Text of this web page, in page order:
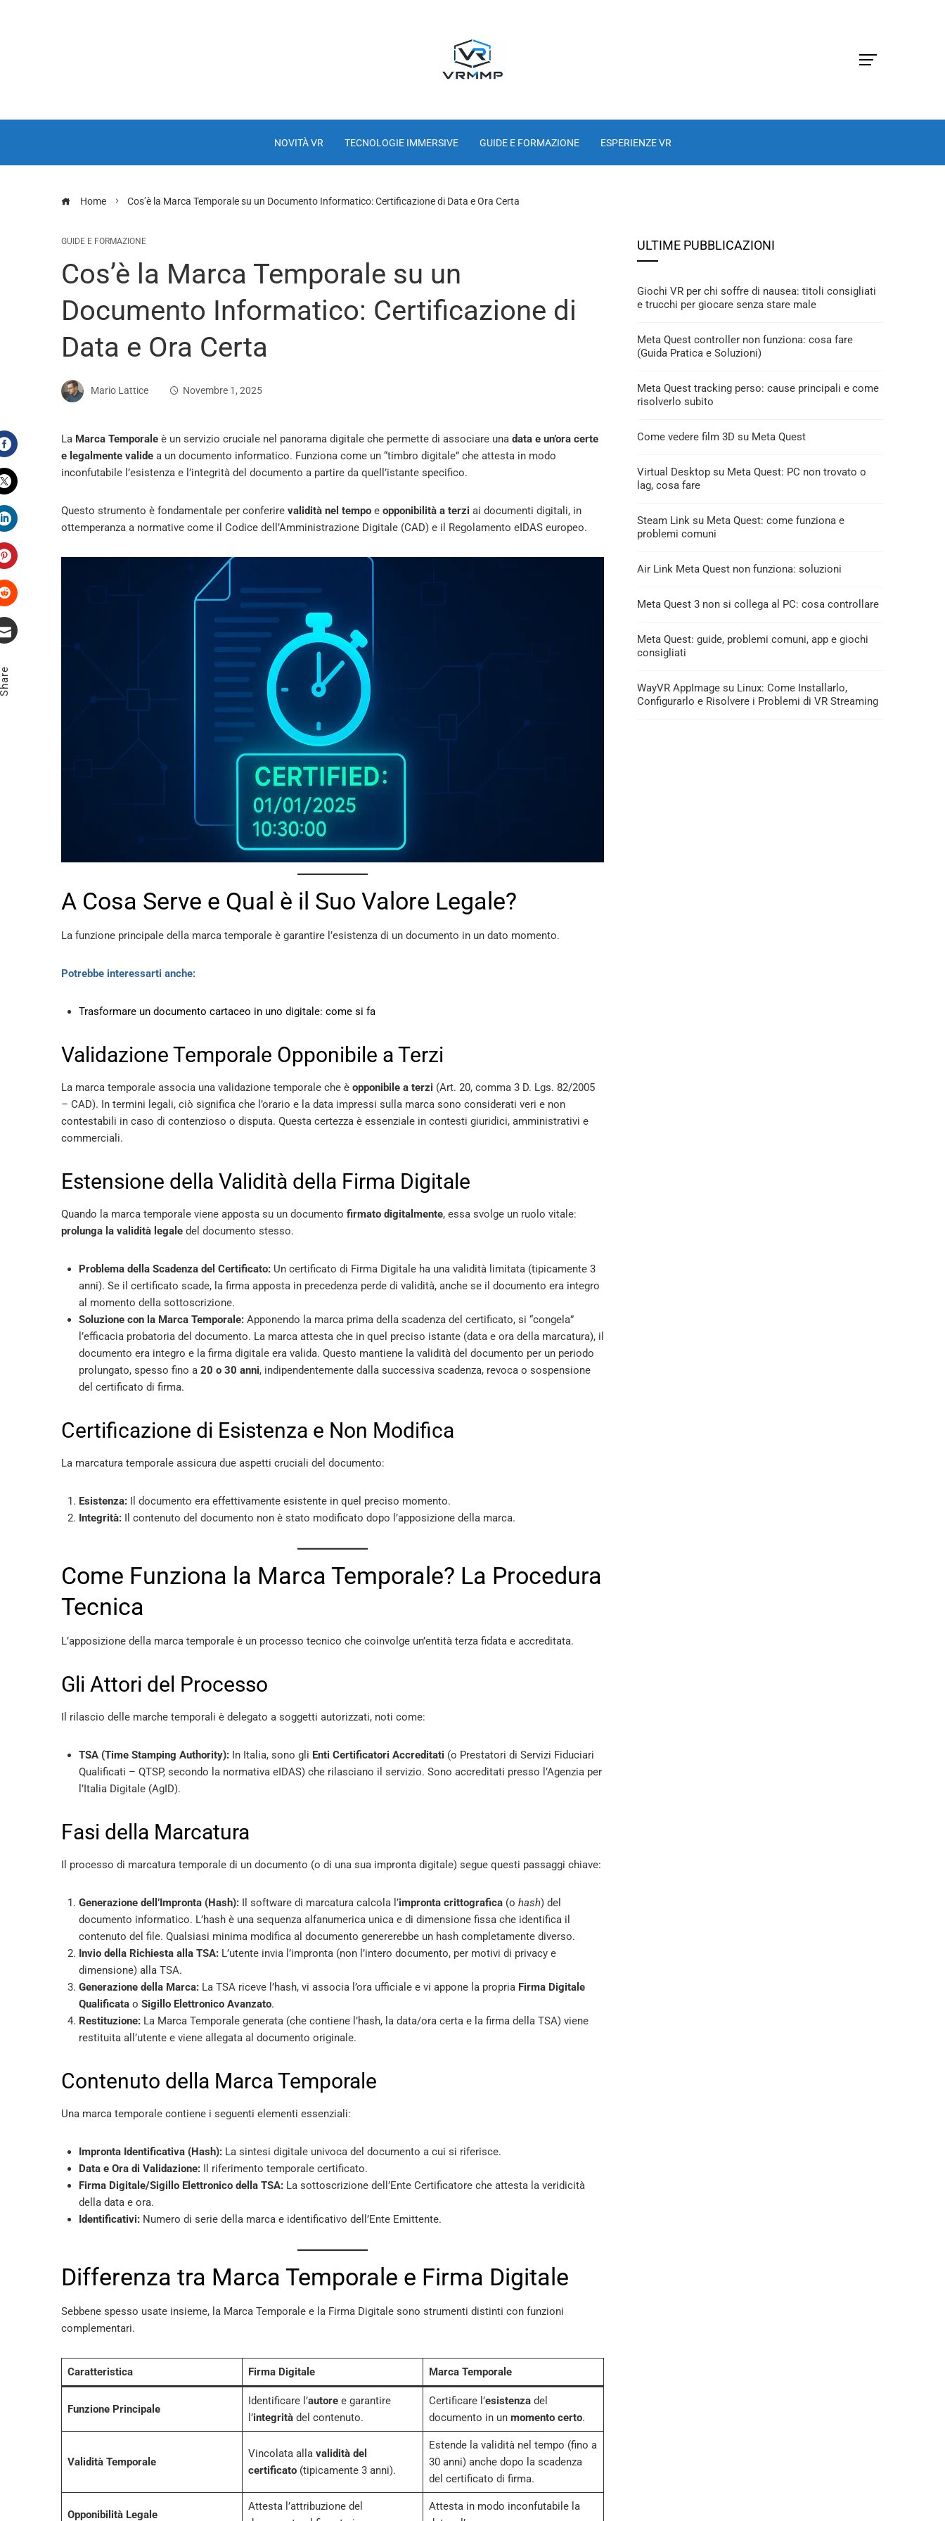
NOVITÀ VR TECNOLOGIE IMMERSIVE GUIDE E FORMAZIONE ESPERIENZE VR
Home Cos’è la Marca Temporale su un Documento Informatico: Certificazione di Data e Ora Certa
GUIDE E FORMAZIONE
Cos’è la Marca Temporale su un
Documento Informatico: Certificazione di
Data e Ora Certa
Mario Lattice Novembre 1, 2025
Facebook
Twitter
LinkedIn
Pinterest
Stumbleupon
La Marca Temporale è un servizio cruciale nel panorama digitale che permette di associare una data e un’ora certe
e legalmente valide a un documento informatico. Funziona come un “timbro digitale” che attesta in modo
inconfutabile l’esistenza e l’integrità del documento a partire da quell’istante specifico.
Questo strumento è fondamentale per conferire validità nel tempo e opponibilità a terzi ai documenti digitali, in
ottemperanza a normative come il Codice dell’Amministrazione Digitale (CAD) e il Regolamento eIDAS europeo.
A Cosa Serve e Qual è il Suo Valore Legale?
La funzione principale della marca temporale è garantire l’esistenza di un documento in un dato momento.
Potrebbe interessarti anche:
Trasformare un documento cartaceo in uno digitale: come si fa
Validazione Temporale Opponibile a Terzi
La marca temporale associa una validazione temporale che è opponibile a terzi (Art. 20, comma 3 D. Lgs. 82/2005
– CAD). In termini legali, ciò significa che l’orario e la data impressi sulla marca sono considerati veri e non
contestabili in caso di contenzioso o disputa. Questa certezza è essenziale in contesti giuridici, amministrativi e
commerciali.
Estensione della Validità della Firma Digitale
Quando la marca temporale viene apposta su un documento firmato digitalmente, essa svolge un ruolo vitale:
prolunga la validità legale del documento stesso.
Problema della Scadenza del Certificato: Un certificato di Firma Digitale ha una validità limitata (tipicamente 3
anni). Se il certificato scade, la firma apposta in precedenza perde di validità, anche se il documento era integro
al momento della sottoscrizione.
Soluzione con la Marca Temporale: Apponendo la marca prima della scadenza del certificato, si “congela”
l’efficacia probatoria del documento. La marca attesta che in quel preciso istante (data e ora della marcatura), il
documento era integro e la firma digitale era valida. Questo mantiene la validità del documento per un periodo
prolungato, spesso fino a 20 o 30 anni, indipendentemente dalla successiva scadenza, revoca o sospensione
del certificato di firma.
Certificazione di Esistenza e Non Modifica
La marcatura temporale assicura due aspetti cruciali del documento:
Esistenza: Il documento era effettivamente esistente in quel preciso momento.
Integrità: Il contenuto del documento non è stato modificato dopo l’apposizione della marca.
Come Funziona la Marca Temporale? La Procedura
Tecnica
L’apposizione della marca temporale è un processo tecnico che coinvolge un’entità terza fidata e accreditata.
Gli Attori del Processo
Il rilascio delle marche temporali è delegato a soggetti autorizzati, noti come:
TSA (Time Stamping Authority): In Italia, sono gli Enti Certificatori Accreditati (o Prestatori di Servizi Fiduciari
Qualificati – QTSP, secondo la normativa eIDAS) che rilasciano il servizio. Sono accreditati presso l’Agenzia per
l’Italia Digitale (AgID).
Fasi della Marcatura
Il processo di marcatura temporale di un documento (o di una sua impronta digitale) segue questi passaggi chiave:
Generazione dell’Impronta (Hash): Il software di marcatura calcola l’impronta crittografica (o hash) del
documento informatico. L’hash è una sequenza alfanumerica unica e di dimensione fissa che identifica il
contenuto del file. Qualsiasi minima modifica al documento genererebbe un hash completamente diverso.
Invio della Richiesta alla TSA: L’utente invia l’impronta (non l’intero documento, per motivi di privacy e
dimensione) alla TSA.
Generazione della Marca: La TSA riceve l’hash, vi associa l’ora ufficiale e vi appone la propria Firma Digitale
Qualificata o Sigillo Elettronico Avanzato.
Restituzione: La Marca Temporale generata (che contiene l’hash, la data/ora certa e la firma della TSA) viene
restituita all’utente e viene allegata al documento originale.
Contenuto della Marca Temporale
Una marca temporale contiene i seguenti elementi essenziali:
Impronta Identificativa (Hash): La sintesi digitale univoca del documento a cui si riferisce.
Data e Ora di Validazione: Il riferimento temporale certificato.
Firma Digitale/Sigillo Elettronico della TSA: La sottoscrizione dell’Ente Certificatore che attesta la veridicità
della data e ora.
Identificativi: Numero di serie della marca e identificativo dell’Ente Emittente.
Differenza tra Marca Temporale e Firma Digitale
Sebbene spesso usate insieme, la Marca Temporale e la Firma Digitale sono strumenti distinti con funzioni
complementari.
Caratteristica Firma Digitale Marca Temporale
Funzione Principale
Identificare l’autoree garantire
l’integritàdel contenuto.
Certificare l’esistenzadel
documento in un momento certo.
Validità Temporale
Vincolata alla validità del
certificato(tipicamente 3 anni).
Estende la validità nel tempo (fino a
30 anni) anche dopo la scadenza
del certificato di firma.
Opponibilità Legale
Attesta l’attribuzione del
Attesta in modo inconfutabile la
ULTIME PUBBLICAZIONI
Giochi VR per chi soffre di nausea: titoli consigliati
e trucchi per giocare senza stare male
Meta Quest controller non funziona: cosa fare
(Guida Pratica e Soluzioni)
Meta Quest tracking perso: cause principali e come
risolverlo subito
Come vedere film 3D su Meta Quest
Virtual Desktop su Meta Quest: PC non trovato o
lag, cosa fare
Steam Link su Meta Quest: come funziona e
problemi comuni
Air Link Meta Quest non funziona: soluzioni
Meta Quest 3 non si collega al PC: cosa controllare
Meta Quest: guide, problemi comuni, app e giochi
consigliati
WayVR AppImage su Linux: Come Installarlo,
Configurarlo e Risolvere i Problemi di VR Streaming